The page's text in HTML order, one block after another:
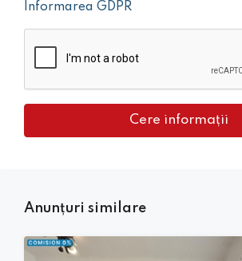
Informarea GDPR
Cere informații
Anunțuri similare